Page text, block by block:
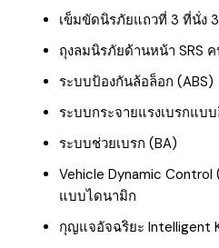
เข็มขัดนิรภัยแถวที่ 3 ที่นั่ง
ถุงลมนิรภัยด้านหน้า SRS
ระบบป้องกันล้อล็อก (ABS)
ระบบกระจายแรงเบรกแบ
ระบบช่วยเบรก (BA)
Vehicle Dynamic
แบบไดนามิก
กุญแจอัจฉริยะ Intelligent